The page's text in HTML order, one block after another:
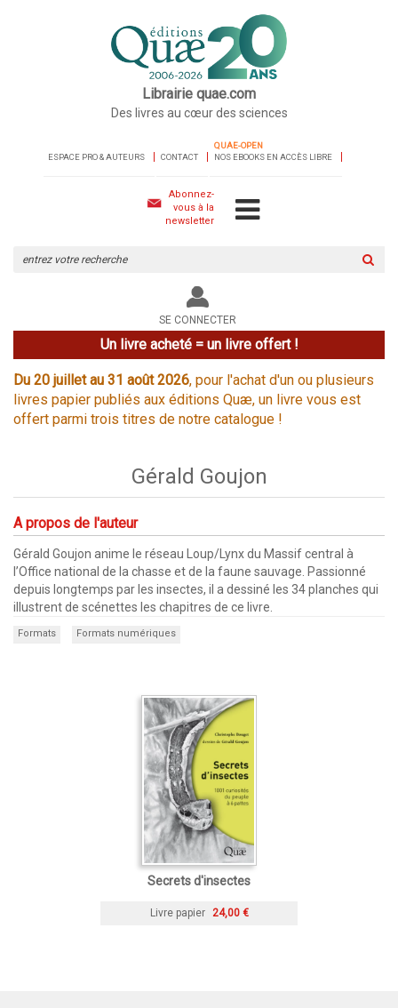
Librairie quae.com
Des livres au cœur des sciences
ESPACE PRO & AUTEURS CONTACT
QUAE-OPEN
NOS EBOOKS EN ACCÈS LIBRE
Abonnez-
vous à la
newsletter
le
site
SE CONNECTER
Un livre acheté = un livre offert !
Du 20 juillet au 31 août 2026, pour l'achat d'un ou plusieurs
livres papier publiés aux éditions Quæ, un livre vous est
offert parmi trois titres de notre catalogue !
Gérald Goujon
A propos de l'auteur
Gérald Goujon anime le réseau Loup/Lynx du Massif central à
l’Office national de la chasse et de la faune sauvage. Passionné
depuis longtemps par les insectes, il a dessiné les 34 planches qui
illustrent de scénettes les chapitres de ce livre.
Formats Formats numériques
Secrets d'insectes
Livre papier 24,00 €